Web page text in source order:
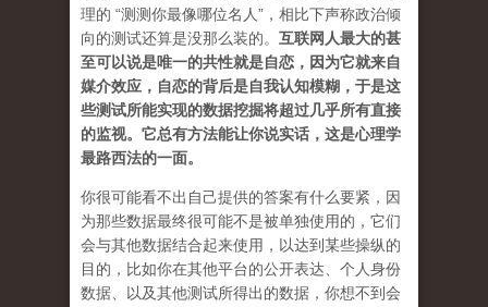
理的 “测测你最像哪位名人”，相比下声称政治倾
向的测试还算是没那么装的。 互联网人最大的甚
至可以说是唯一的共性就是自恋，因为它就来自
媒介效应，自恋的背后是自我认知模糊，于是这
些测试所能实现的数据挖掘将超过几乎所有直接
的监视。它总有方法能让你说实话，这是心理学
最路西法的一面。
你很可能看不出自己提供的答案有什么要紧，因
为那些数据最终很可能不是被单独使用的，它们
会与其他数据结合起来使用，以达到某些操纵的
目的，比如你在其他平台的公开表达、个人身份
数据、以及其他测试所得出的数据，你想不到会